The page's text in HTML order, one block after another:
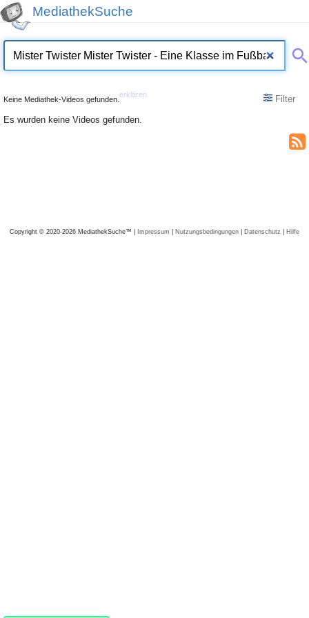
MediathekSuche
Keine Mediathek-Videos gefunden.
erklären
Filter
Es wurden keine Videos gefunden.
Copyright © 2020-2026 MediathekSuche™ | Impressum | Nutzungsbedingungen | Datenschutz | Hilfe